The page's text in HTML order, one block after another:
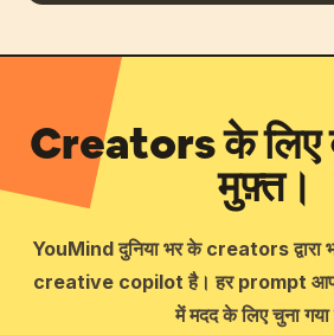
Creators के लिए
मुफ़्त।
YouMind दुनिया भर के creators द्वारा
creative copilot है। हर prompt
में मदद के लिए चुना गया